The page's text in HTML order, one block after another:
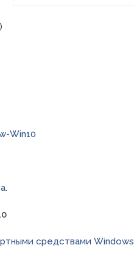
Win10
.
средствами Windows